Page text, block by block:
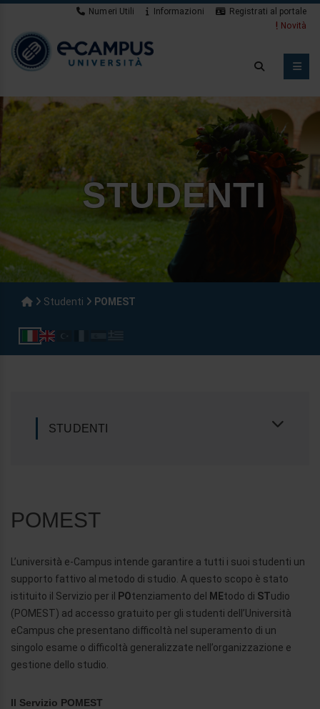
Numeri Utili Informazioni
Registrati al portale
Novità
STUDENTI
Studenti POMEST
STUDENTI
POMEST
L’università e-Campus intende garantire a tutti i suoi studenti un
supporto fattivo al metodo di studio. A questo scopo è stato
istituito il Servizio per il
POtenziamento del MEtodo di STudio
(POMEST) ad accesso gratuito per gli studenti dell’Università
eCampus che presentano difficoltà nel superamento di un
singolo esame o difficoltà generalizzate nell’organizzazione e
gestione dello studio.
Il Servizio POMEST